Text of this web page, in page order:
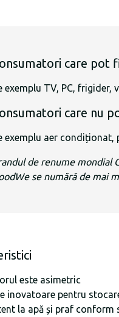
care pot
exemplu TV, PC,
care nu
exemplu aer condiționat,
de renume mondial
se numără de mai
este asimetric
inovatoare pentru
la apă și praf conform